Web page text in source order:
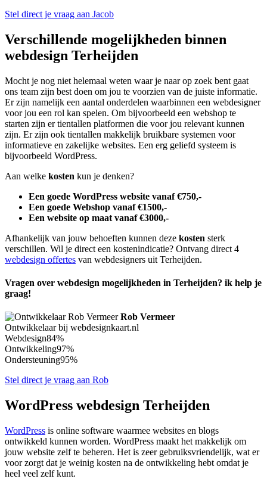
Stel direct je vraag aan Jacob
Verschillende mogelijkheden binnen
webdesign Terheijden
Mocht je nog niet helemaal weten waar je naar op zoek bent gaat
ons team zijn best doen om jou te voorzien van de juiste informatie.
Er zijn namelijk een aantal onderdelen waarbinnen een webdesigner
voor jou een rol kan spelen. Om bijvoorbeeld een webshop te
starten zijn er tientallen platformen die voor jou relevant kunnen
zijn. Er zijn ook tientallen makkelijk bruikbare systemen voor
informatieve en zakelijke websites. Een erg geliefd systeem is
bijvoorbeeld WordPress.
Aan welke kosten kun je denken?
Een goede WordPress website vanaf €750,-
Een goede Webshop vanaf €1500,-
Een website op maat vanaf €3000,-
Afhankelijk van jouw behoeften kunnen deze kosten sterk
verschillen. Wil je direct een kostenindicatie? Ontvang direct 4
webdesign offertes van webdesigners uit Terheijden.
Vragen over webdesign mogelijkheden in Terheijden? ik help je
graag!
Rob Vermeer
Ontwikkelaar bij webdesignkaart.nl
Webdesign84%
Ontwikkeling97%
Ondersteuning95%
Stel direct je vraag aan Rob
WordPress webdesign Terheijden
WordPress is online software waarmee websites en blogs
ontwikkeld kunnen worden. WordPress maakt het makkelijk om
jouw website zelf te beheren. Het is zeer gebruiksvriendelijk, wat er
voor zorgt dat je weinig kosten na de ontwikkeling hebt omdat je
heel veel zelf kunt.